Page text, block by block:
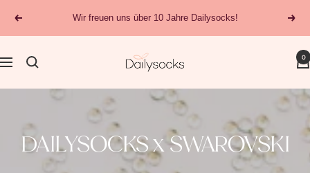
zumZurück
Wir freuen uns über 10 Jahre Dailysocks!
Navigation
dailysocks.berlin 0
DAILYSOCKS x SWAROVSKI